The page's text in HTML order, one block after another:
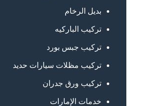
بديل الرخام
تركيب الباركيه
تركيب جبس بورد
تركيب مظلات سيارات حديد
تركيب ورق جدران
خدمات الإمارات